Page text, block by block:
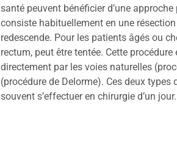
santé peuvent bénéficier d’une
consiste habituellement en une
redescende. Pour les patients âgés ou
rectum, peut être tentée. Cette
directement par les voies naturelles
(procédure de Delorme). Ces deux
souvent s’effectuer en chirurgie d’un jour.